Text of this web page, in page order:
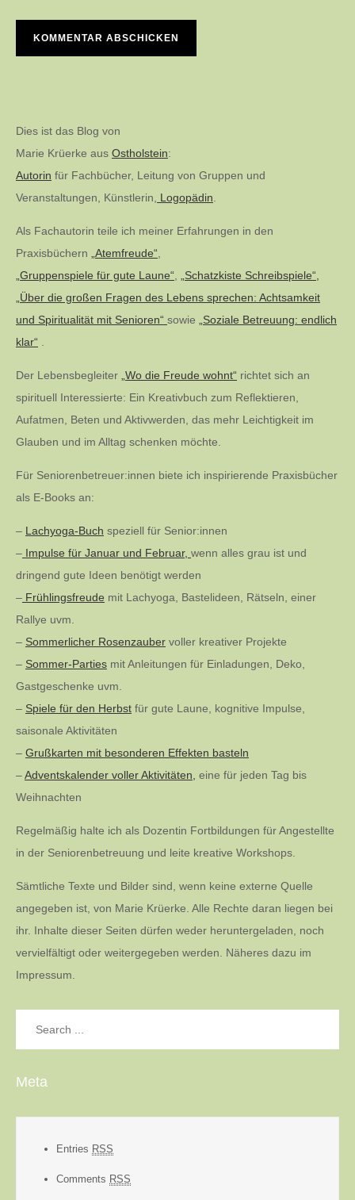
Dies ist das Blog von
Marie Krüerke aus Ostholstein:
Autorin für Fachbücher, Leitung von Gruppen und
Veranstaltungen, Künstlerin,
Logopädin
Als Fachautorin teile ich meiner Erfahrungen in den
Praxisbüchern
„Atemfreude“
„Gruppenspiele für gute Laune“
„Schatzkiste Schreibspiele“,
„Über die großen Fragen des Lebens sprechen: Achtsamkeit
und Spiritualität mit Senioren“ sowie
„Soziale Betreuung: endlich
klar“
Der Lebensbegleiter „Wo die Freude wohnt“ richtet sich an
spirituell Interessierte: Ein Kreativbuch zum Reflektieren,
Aufatmen, Beten und Aktivwerden, das mehr Leichtigkeit im
Glauben und im Alltag schenken möchte.
Für Seniorenbetreuer:innen biete ich inspirierende Praxisbücher
als E-Books an:
– Lachyoga-Buch speziell für Senior:innen
– Impulse für Januar und Februar, wenn alles grau ist und
dringend gute Ideen benötigt werden
– Frühlingsfreude mit Lachyoga, Bastelideen, Rätseln, einer
Rallye uvm.
– Sommerlicher Rosenzauber voller kreativer Projekte
– Sommer-Parties mit Anleitungen für Einladungen, Deko,
Gastgeschenke uvm.
– Spiele für den Herbst für gute Laune, kognitive Impulse,
saisonale Aktivitäten
– Grußkarten mit besonderen Effekten basteln
–Adventskalender voller Aktivitäten, eine für jeden Tag bis
Weihnachten
Regelmäßig halte ich als Dozentin Fortbildungen für Angestellte
in der Seniorenbetreuung und leite kreative Workshops.
Sämtliche Texte und Bilder sind, wenn keine externe Quelle
angegeben ist, von Marie Krüerke. Alle Rechte daran liegen bei
ihr. Inhalte dieser Seiten dürfen weder heruntergeladen, noch
vervielfältigt oder weitergegeben werden. Näheres dazu im
Impressum.
Meta
Entries RSS
Comments RSS